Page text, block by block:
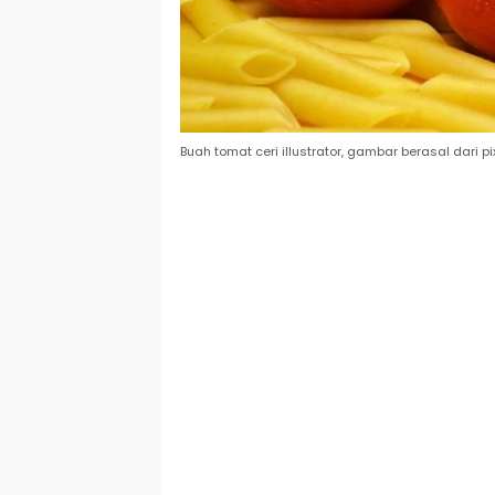
Buah tomat ceri illustrator, gambar berasal dari